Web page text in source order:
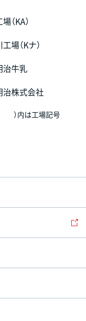
（KA）
場（Kナ）
治牛乳
治株式会社
）内は工場記号